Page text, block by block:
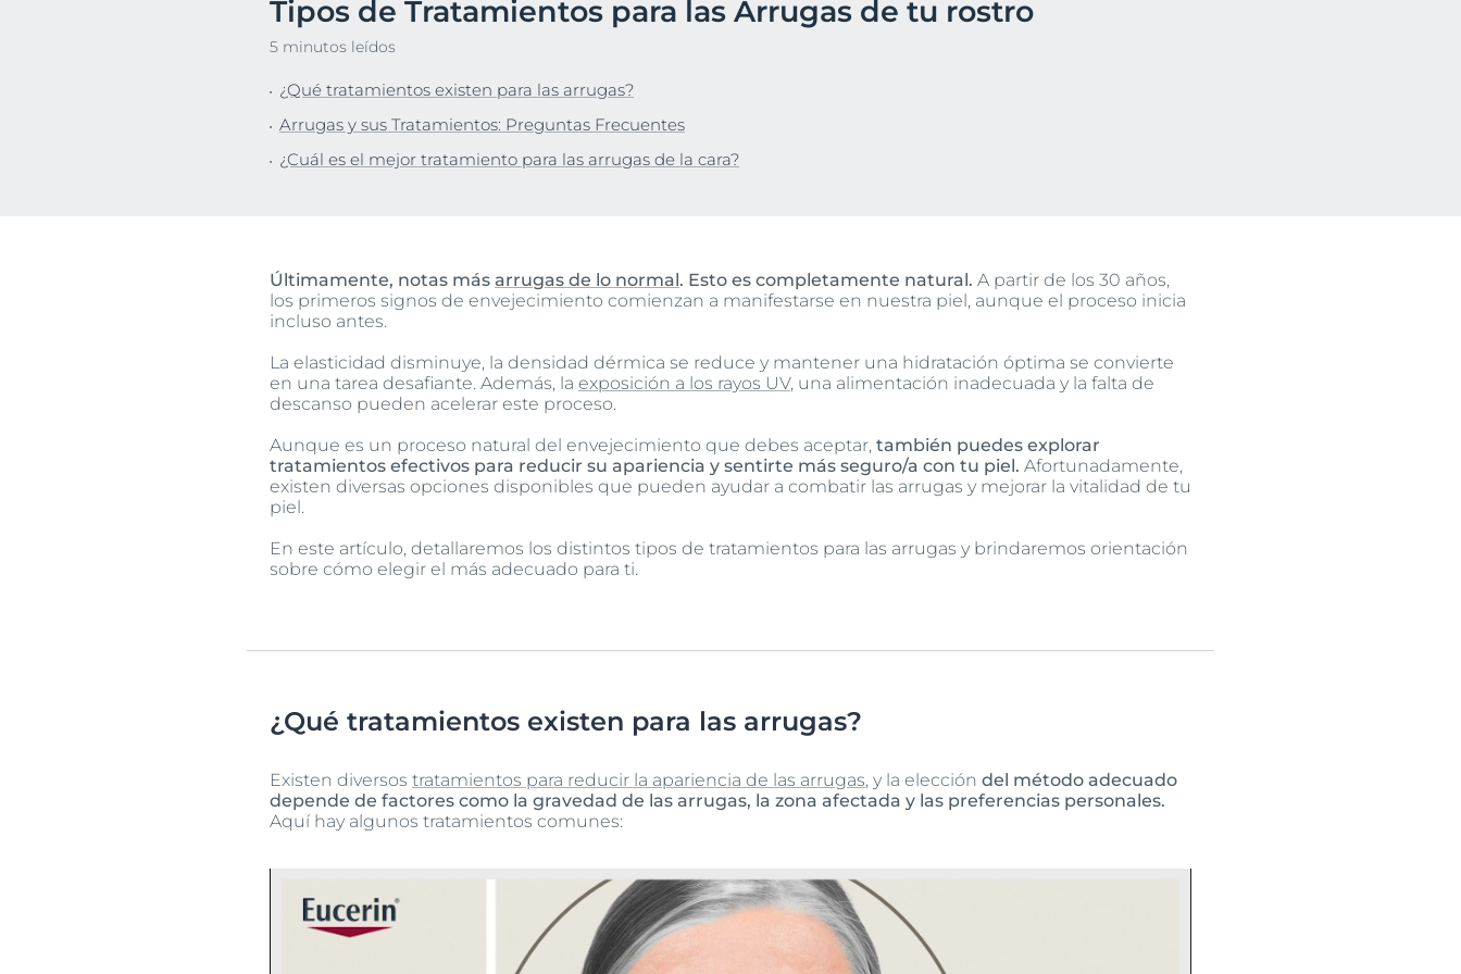
Protección Solar
Transpiración
UltraSensitive y Anti-
Hiperpigmentación
Más información
Protección solar Envejecimiento de la piel
Hyaluron-Filler + Elasticity 3D Serum
5.0170 Opiniones
Compra Online
Tipos de Tratamientos para las Arrugas de tu rostro
5 minutos leídos
¿Qué tratamientos existen para las arrugas?
Arrugas y sus Tratamientos: Preguntas Frecuentes
¿Cuál es el mejor tratamiento para las arrugas de la cara?
Últimamente, notas más arrugas de lo normal. Esto es completamente natural. A partir de los 30 años,
los primeros signos de envejecimiento comienzan a manifestarse en nuestra piel, aunque el proceso inicia
incluso antes.
La elasticidad disminuye, la densidad dérmica se reduce y mantener una hidratación óptima se convierte
en una tarea desafiante. Además, la exposición a los rayos UV, una alimentación inadecuada y la falta de
descanso pueden acelerar este proceso.
Aunque es un proceso natural del envejecimiento que debes aceptar, también puedes explorar
tratamientos efectivos para reducir su apariencia y sentirte más seguro/a con tu piel. Afortunadamente,
existen diversas opciones disponibles que pueden ayudar a combatir las arrugas y mejorar la vitalidad de tu
piel.
En este artículo, detallaremos los distintos tipos de tratamientos para las arrugas y brindaremos orientación
sobre cómo elegir el más adecuado para ti.
¿Qué tratamientos existen para las arrugas?
Existen diversos tratamientos para reducir la apariencia de las arrugas, y la elección del método adecuado
depende de factores como la gravedad de las arrugas, la zona afectada y las preferencias personales.
Aquí hay algunos tratamientos comunes: